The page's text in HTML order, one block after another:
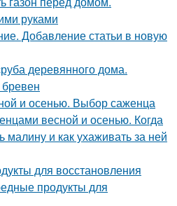
руками
Добавление статьи в новую
деревянного дома.
и осенью. Выбор саженца
весной и осенью. Когда
малину и как ухаживать за ней
для восстановления
продукты для